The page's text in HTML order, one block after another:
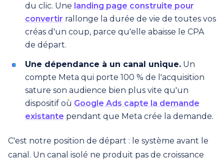
du clic. Une landing page construite pour
convertir rallonge la durée de vie de toutes vos
créas d'un coup, parce qu'elle abaisse le CPA
de départ.
Une dépendance à un canal unique. Un
compte Meta qui porte 100 % de l'acquisition
sature son audience bien plus vite qu'un
dispositif où Google Ads capte la demande
existante pendant que Meta crée la demande.
C'est notre position de départ : le système avant le
canal. Un canal isolé ne produit pas de croissance